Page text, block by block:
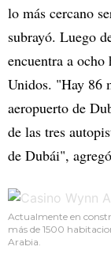
lo más cercano
subrayó. Luego
encuentra a
Unidos. "Hay 86
aeropuerto de
de las tres
de Dubái",
Actualmente en
más de 1500
Arabia.